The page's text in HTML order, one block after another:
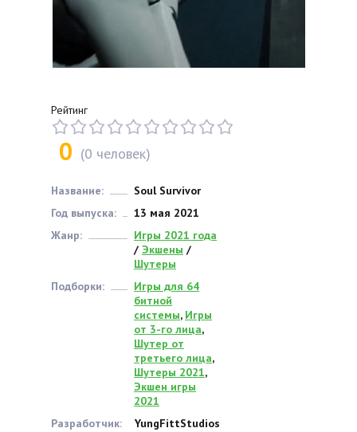
Рейтинг
0 (0 человек)
Название:
Soul Survivor
Год выпуска:
13 мая 2021
Жанр:
Игры 2021 года
/ Экшены /
Шутеры
Подборки:
Игры для 64
битной
системы, Игры
от 3-го лица,
Шутер от
третьего лица,
Шутеры 2021,
Экшен игры
2021
Разработчик:
YungFittStudios